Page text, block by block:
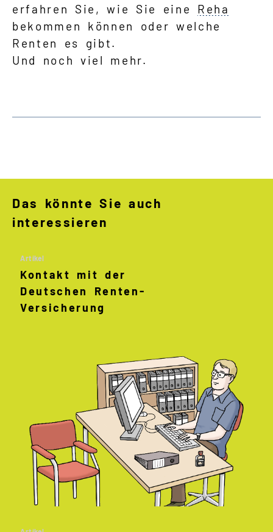
erfahren Sie, wie Sie eine Reha
bekommen können oder welche
Renten es gibt.
Und noch viel mehr.
Das könnte Sie auch
interessieren
Artikel
Kontakt mit der
Deutschen Renten-
Versicherung